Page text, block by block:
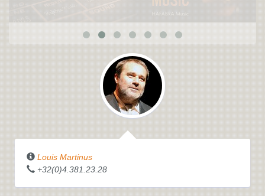
Louis Martinus
+32(0)4.381.23.28